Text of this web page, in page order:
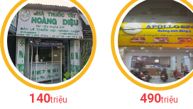
140triệu
490triệu